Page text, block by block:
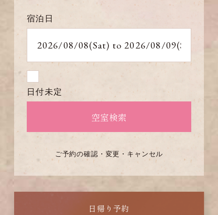
宿泊日
日付未定
ご予約の確認・変更・キャンセル
日帰り予約